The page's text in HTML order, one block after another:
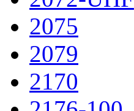
2075
2079
2170